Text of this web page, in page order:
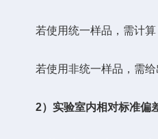
若使用统一样品，需计算 “
若使用非统一样品，需给
2）实验室内相对标准偏